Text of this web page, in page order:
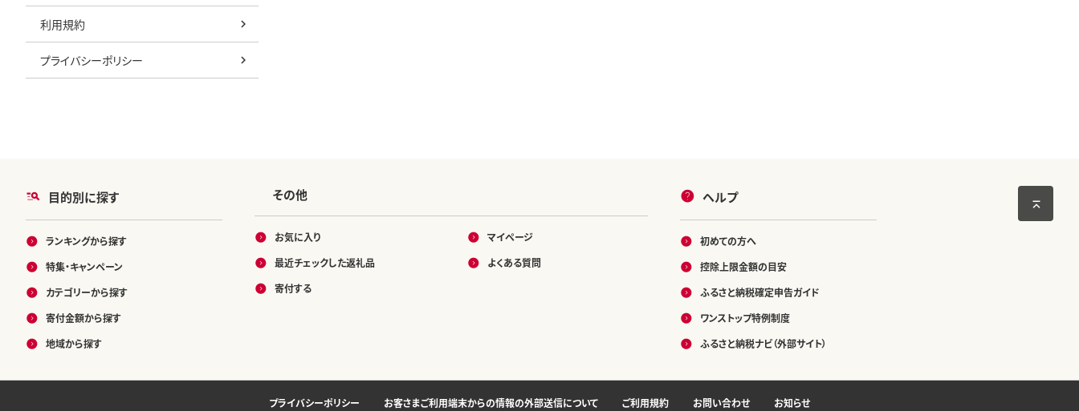
利用規約
プライバシーポリシー
目的別に探す
ランキングから探す
特集・キャンペーン
カテゴリーから探す
寄付金額から探す
地域から探す
その他
お気に入り
最近チェックした返礼品
寄付する
マイページ
よくある質問
ヘルプ
初めての方へ
控除上限金額の目安
ふるさと納税確定申告ガイド
ワンストップ特例制度
ふるさと納税ナビ（外部サイト）
プライバシーポリシー お客さまご利用端末からの情報の外部送信について ご利用規約 お問い合わせ お知らせ